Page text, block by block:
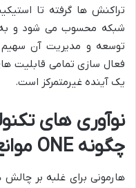
شبکه محسوب می شود و به
توسعه و مدیریت آن سهیم
فعال سازی تمامی قابلیت
یک آینده غیرمتمرکز است.
نوآوری های
چگونه ONE موانع را برمی دارد؟
هارمونی برای غلبه بر